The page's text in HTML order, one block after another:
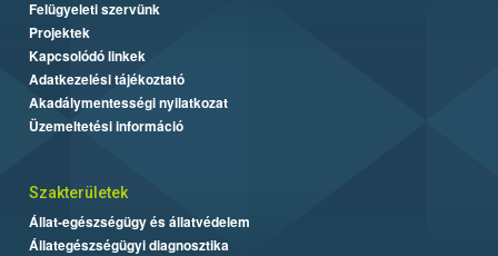
Felügyeleti szervünk
Projektek
Kapcsolódó linkek
Adatkezelési tájékoztató
Akadálymentességi nyilatkozat
Üzemeltetési információ
Szakterületek
Állat-egészségügy és állatvédelem
Állategészségügyi diagnosztika